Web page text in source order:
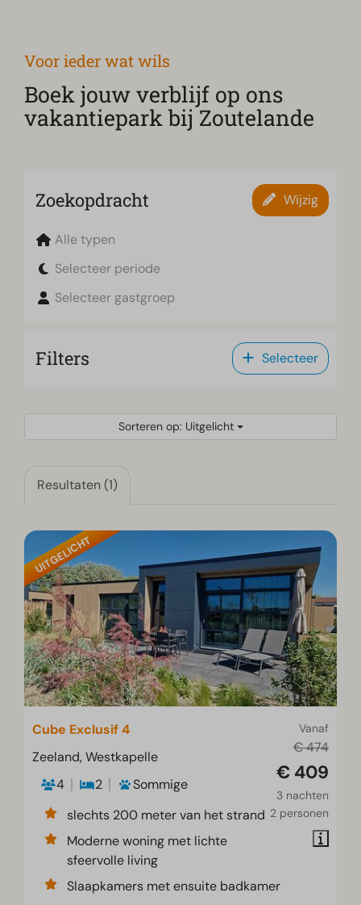
Voor ieder wat wils
Boek jouw verblijf op ons
vakantiepark bij Zoutelande
Zoekopdracht Wijzig
Alle typen
Selecteer periode
Selecteer gastgroep
Filters Selecteer
Sorteren op: Uitgelicht
Resultaten (1)
UITGELICHT
Vanaf
€ 474
€ 409
3 nachten
2 personen
Cube Exclusif 4
Zeeland, Westkapelle
4
2
Sommige
slechts 200 meter van het strand
Moderne woning met lichte
sfeervolle living
Slaapkamers met ensuite badkamer